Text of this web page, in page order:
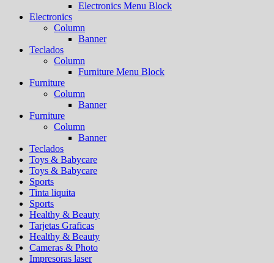
Electronics Menu Block
Electronics
Column
Banner
Teclados
Column
Furniture Menu Block
Furniture
Column
Banner
Furniture
Column
Banner
Teclados
Toys & Babycare
Toys & Babycare
Sports
Tinta liquita
Sports
Healthy & Beauty
Tarjetas Graficas
Healthy & Beauty
Cameras & Photo
Impresoras laser